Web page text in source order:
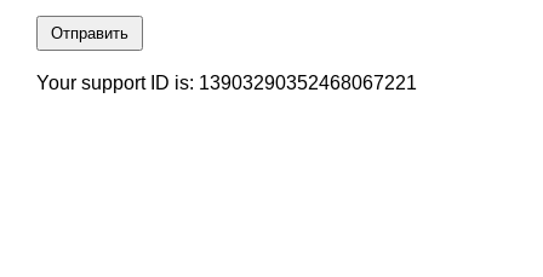
Отправить
Your support ID is: 13903290352468067221